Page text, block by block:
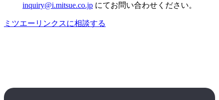
inquiry@i.mitsue.co.jp にてお問い合わせください。
ミツエーリンクスに相談する